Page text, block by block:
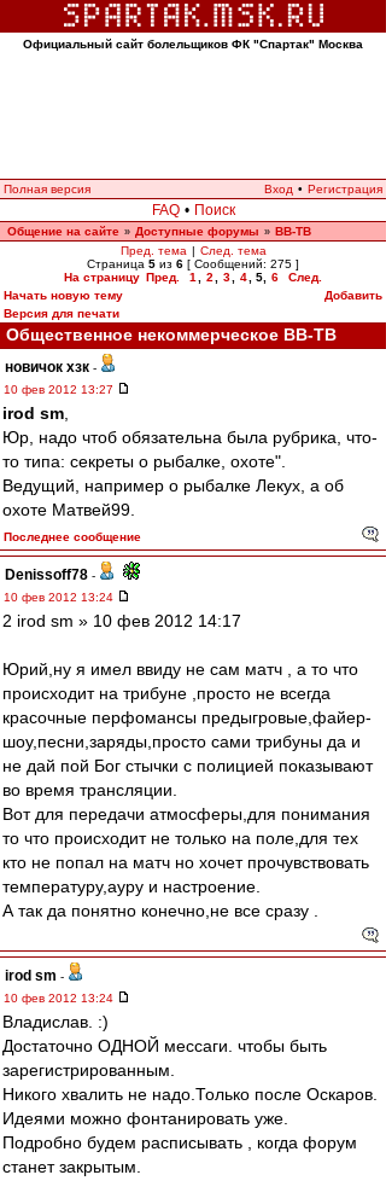
Официальный сайт болельщиков ФК "Спартак" Москва
Полная версия Вход • Регистрация
FAQ • Поиск
Общение на сайте » Доступные форумы » ВВ-ТВ
Пред. тема | След. тема
Страница 5 из 6 [ Сообщений: 275 ]
На страницу Пред. 1 2 3 4 5 6
След.
Начать новую тему
Добавить
Версия для печати
Общественное некоммерческое ВВ-ТВ
новичок хзк -
10 фев 2012 13:27
irod sm
Юр, надо чтоб обязательна была рубрика, что-
то типа: секреты о рыбалке, охоте".
Ведущий, например о рыбалке Лекух, а об
охоте Матвей99.
Последнее сообщение
Denissoff78 -
10 фев 2012 13:24
2 irod sm » 10 фев 2012 14:17
Юрий,ну я имел ввиду не сам матч , а то что
происходит на трибуне ,просто не всегда
красочные перфомансы предыгровые,файер-
шоу,песни,заряды,просто сами трибуны да и
не дай пой Бог стычки с полицией показывают
во время трансляции.
Вот для передачи атмосферы,для понимания
то что происходит не только на поле,для тех
кто не попал на матч но хочет прочувствовать
температуру,ауру и настроение.
А так да понятно конечно,не все сразу .
irod sm -
10 фев 2012 13:24
Владислав. :)
Достаточно ОДНОЙ мессаги. чтобы быть
зарегистрированным.
Никого хвалить не надо.Только после Оскаров.
Идеями можно фонтанировать уже.
Подробно будем расписывать , когда форум
станет закрытым.